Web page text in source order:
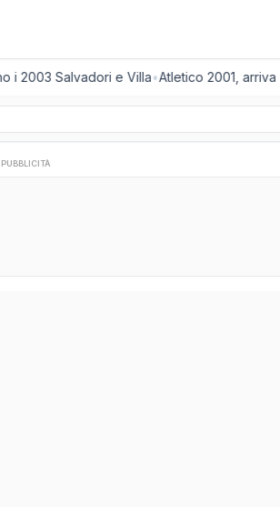
2003 Salvadori e Villa•Atletico 2001, arriva
PUBBLICITÀ